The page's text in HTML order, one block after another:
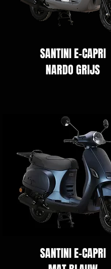
SANTINI E-CAPRI
NARDO GRIJS
SANTINI E-CAPRI